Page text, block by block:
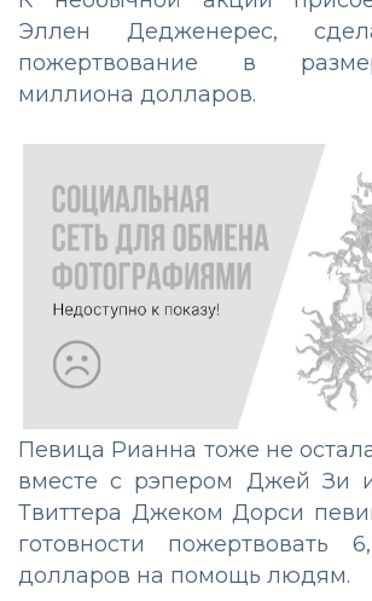
Эллен Дедженерес,
пожертвование в
миллиона долларов.
Певица Рианна тоже не
вместе с рэпером Джей Зи
Твиттера Джеком Дорси
готовности пожертвовать
долларов на помощь людям.